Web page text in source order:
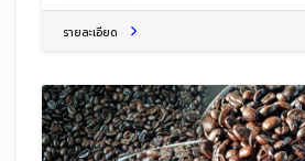
รายละเอียด